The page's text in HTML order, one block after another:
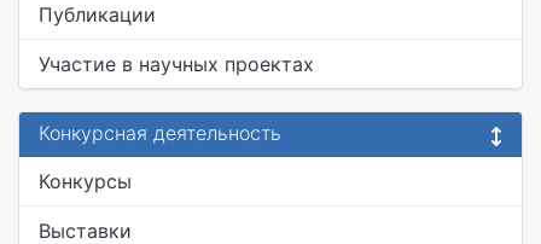
Публикации
Участие в научных проектах
Конкурсная деятельность
Конкурсы
Выставки